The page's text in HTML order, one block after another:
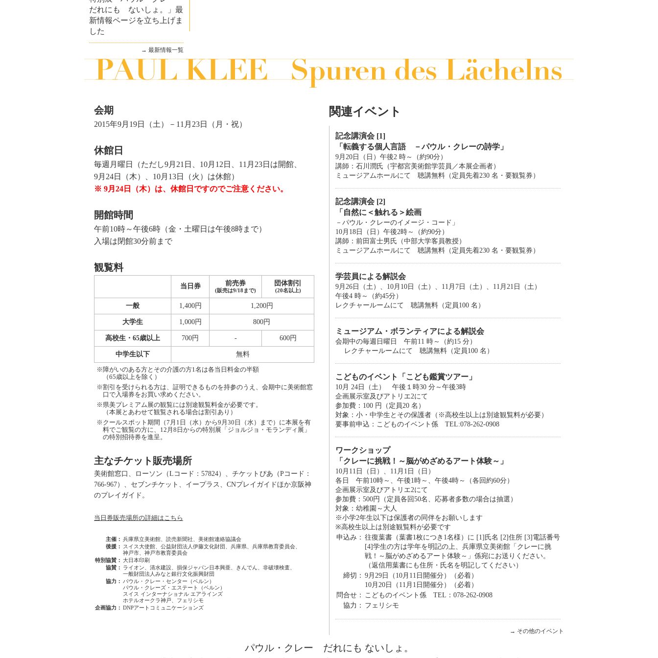
だれにも ないしょ。」最
新情報ページを立ち上げま
した
→ 最新情報一覧
会期
2015年9月19日（土）－11月23日（月・祝）
休館日
毎週月曜日（ただし9月21日、10月12日、11月23日は開館、
9月24日（木）、10月13日（火）は休館）
※ 9月24日（木）は、休館日ですのでご注意ください。
開館時間
午前10時～午後6時（金・土曜日は午後8時まで）
入場は閉館30分前まで
観覧料
当日券 前売券
(販売は9/18まで)
団体割引
(20名以上)
一般 1,400円 1,200円
大学生 1,000円 800円
高校生・65歳以上 700円 - 600円
中学生以下 無料
※障がいのある方とその介護の方1名は各当日料金の半額
（65歳以上を除く）
※割引を受けられる方は、証明できるものを持参のうえ、会期中に美術館窓
口で入場券をお買い求めください。
※県美プレミアム展の観覧には別途観覧料金が必要です。
（本展とあわせて観覧される場合は割引あり）
※クールスポット期間（7月1日（水）から9月30日（水）まで）に本展を有
料でご観覧の方に、12月8日からの特別展「ジョルジョ・モランディ展」
の特別招待券を進呈。
主なチケット販売場所
美術館窓口、ローソン（Lコード：57824）、チケットぴあ（Pコード：
766-967）、セブンチケット、イープラス、CNプレイガイドほか京阪神
のプレイガイド。
当日券販売場所の詳細はこちら
主催： 兵庫県立美術館、読売新聞社、美術館連絡協議会
後援： スイス大使館、公益財団法人伊藤文化財団、兵庫県、兵庫県教育委員会、
神戸市、神戸市教育委員会
特別協賛： 大日本印刷
協賛： ライオン、清水建設、損保ジャパン日本興亜、きんでん、非破壊検査、
一般財団法人みなと銀行文化振興財団
協力： パウル・クレー・センター（ベルン）
パウル・クレーズ・エステート（ベルン）
スイス インターナショナル エアラインズ
ホテルオークラ神戸、フェリシモ
企画協力： DNPアートコミュニケーションズ
関連イベント
記念講演会 [1]
「転義する個人言語 －パウル・クレーの詩学」
9月20日（日）午後2 時～（約90分）
講師：石川潤氏（宇都宮美術館学芸員／本展企画者）
ミュージアムホールにて 聴講無料（定員先着230 名・要観覧券）
記念講演会 [2]
「自然に＜触れる＞絵画
－パウル・クレーのイメージ・コード」
10月18日（日）午後2時～（約90分）
講師：前田富士男氏（中部大学客員教授）
ミュージアムホールにて 聴講無料（定員先着230 名・要観覧券）
学芸員による解説会
9月26日（土）、10月10日（土）、11月7日（土）、11月21日（土）
午後4 時～（約45分）
レクチャールームにて 聴講無料（定員100 名）
ミュージアム・ボランティアによる解説会
会期中の毎週日曜日 午前11 時～（約15 分）
レクチャールームにて 聴講無料（定員100 名）
こどものイベント「こども鑑賞ツアー」
10月 24日（土） 午後１時30 分～午後3時
企画展示室及びアトリエ2にて
参加費：100 円（定員20 名）
対象：小・中学生とその保護者（※高校生以上は別途観覧料が必要）
要事前申込：こどものイベント係 TEL:078-262-0908
ワークショップ
「クレーに挑戦！～脳がめざめるアート体験～」
10月11日（日）、11月1日（日）
各日 午前10時～、午後1時～、午後4時～（各回約60分）
企画展示室及びアトリエ2にて
参加費：500円（定員各回50名、応募者多数の場合は抽選）
対象：幼稚園～大人
※小学2年生以下は保護者の同伴をお願いします
※高校生以上は別途観覧料が必要です
申込み： 往復葉書（葉書1枚につき1名様）に [1]氏名 [2]住所 [3]電話番号
[4]学生の方は学年を明記の上、兵庫県立美術館「クレーに挑
戦！～脳がめざめるアート体験～」係宛にお送りください。
（返信用葉書にも住所・氏名を明記してください）
締切： 9月29日（10月11日開催分）（必着）
10月20日（11月1日開催分）（必着）
問合せ： こどものイベント係 TEL：078-262-0908
協力： フェリシモ
→ その他のイベント
パウル・クレー だれにも ないしょ。